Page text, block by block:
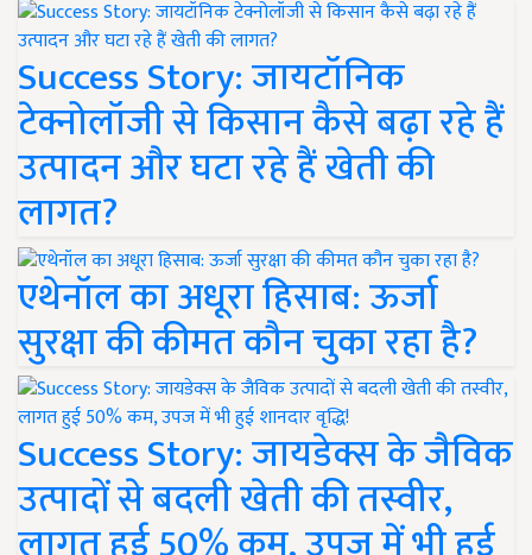
Success Story: जायटॉनिक
टेक्नोलॉजी से किसान कैसे बढ़ा रहे हैं
उत्पादन और घटा रहे हैं खेती की
लागत?
एथेनॉल का अधूरा हिसाब: ऊर्जा
सुरक्षा की कीमत कौन चुका रहा है?
Success Story: जायडेक्स के जैविक
उत्पादों से बदली खेती की तस्वीर,